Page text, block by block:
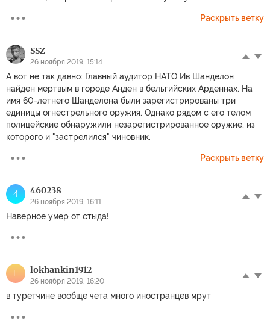
Раскрыть ветку
SSZ
26 ноября 2019, 15:14
А вот не так давно: Главный аудитор НАТО Ив Шанделон
найден мертвым в городе Анден в бельгийских Арденнах. На
имя 60-летнего Шанделона были зарегистрированы три
единицы огнестрельного оружия. Однако рядом с его телом
полицейские обнаружили незарегистрированное оружие, из
которого и "застрелился" чиновник.
Раскрыть ветку
4 460238
26 ноября 2019, 16:11
Наверное умер от стыда!
L lokhankin1912
26 ноября 2019, 16:20
в туретчине вообще чета много иностранцев мрут